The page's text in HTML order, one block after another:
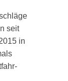
seit
in